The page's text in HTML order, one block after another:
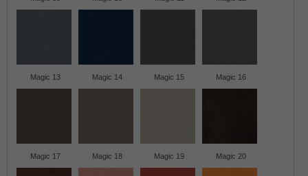
Magic 13 Magic 14 Magic 15 Magic 16
Magic 17 Magic 18 Magic 19 Magic 20